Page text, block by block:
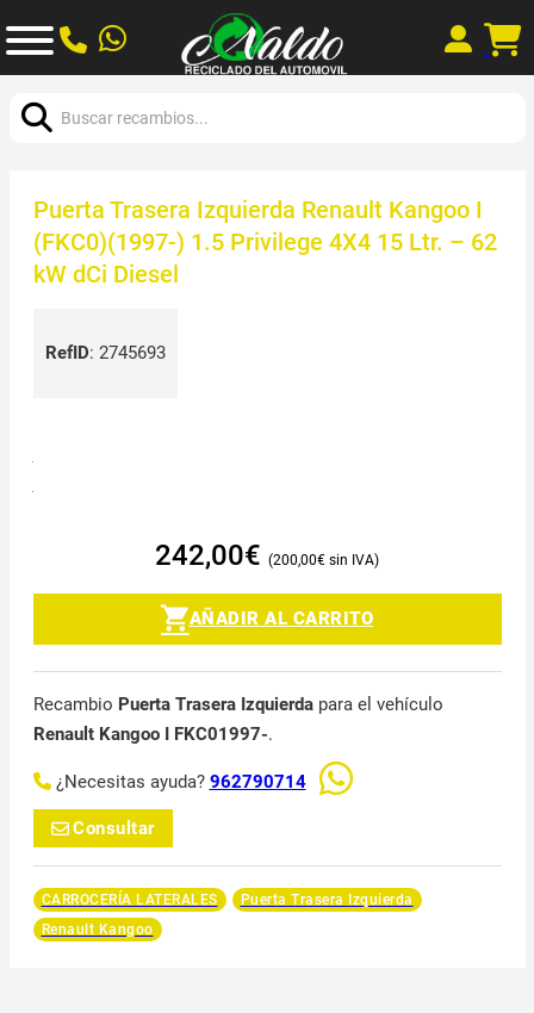
Puerta Trasera Izquierda Renault Kangoo I
(FKC0)(1997-) 1.5 Privilege 4X4 15 Ltr. – 62
kW dCi Diesel
RefID: 2745693
242,00€ 200,00€
AÑADIR AL CARRITO
Recambio Puerta Trasera Izquierdapara el vehículo
Renault Kangoo I FKC01997-.
¿Necesitas ayuda? 962790714
Consultar
CARROCERÍA LATERALES
Puerta Trasera Izquierda
Renault Kangoo